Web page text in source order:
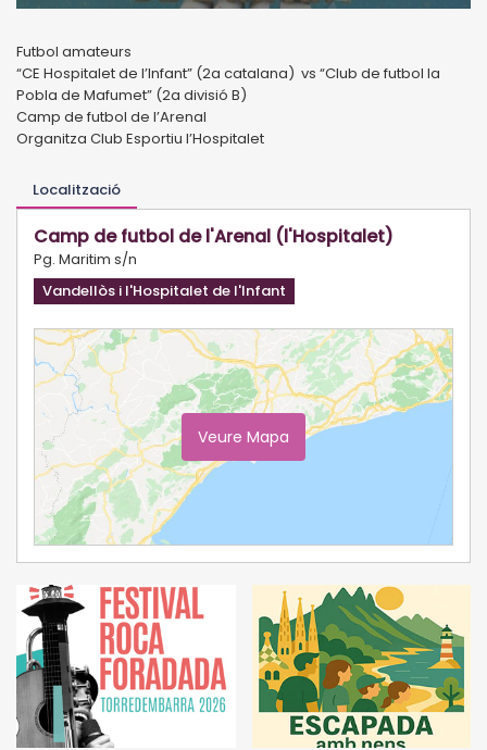
Futbol amateurs
“CE Hospitalet de l’Infant” (2a catalana) vs “Club de futbol la
Pobla de Mafumet” (2a divisió B)
Camp de futbol de l’Arenal
Organitza Club Esportiu l’Hospitalet
Localització
Camp de futbol de l'Arenal (l'Hospitalet)
Pg. Maritim s/n
Vandellòs i l'Hospitalet de l'Infant
Veure Mapa